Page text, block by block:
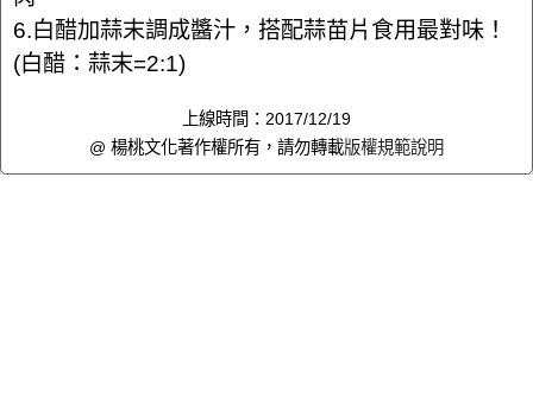
6.白醋加蒜末調成醬汁，搭配蒜苗片食用最對味！
(白醋：蒜末=2:1)
上線時間：2017/12/19
@ 楊桃文化著作權所有，請勿轉載版權規範說明